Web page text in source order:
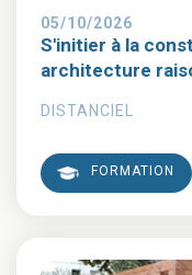
05/10/2026
S'initier à la
architecture
DISTANCIEL
FORMATION